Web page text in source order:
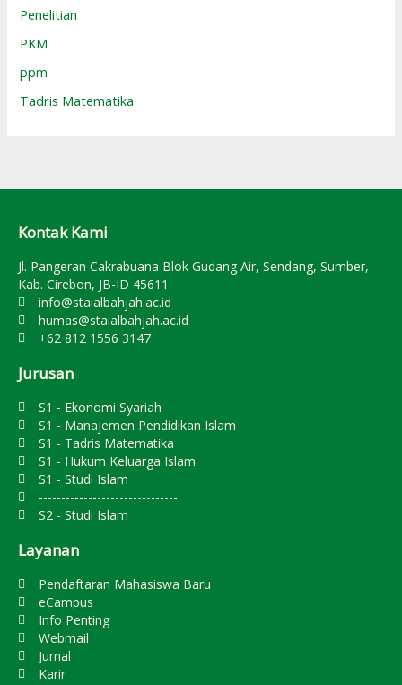
Penelitian
PKM
ppm
Tadris Matematika
Kontak Kami
Jl. Pangeran Cakrabuana Blok Gudang Air, Sendang, Sumber,
Kab. Cirebon, JB-ID 45611
info@staialbahjah.ac.id
humas@staialbahjah.ac.id
+62 812 1556 3147
Jurusan
S1 - Ekonomi Syariah
S1 - Manajemen Pendidikan Islam
S1 - Tadris Matematika
S1 - Hukum Keluarga Islam
S1 - Studi Islam
-------------------------------
S2 - Studi Islam
Layanan
Pendaftaran Mahasiswa Baru
eCampus
Info Penting
Webmail
Jurnal
Karir